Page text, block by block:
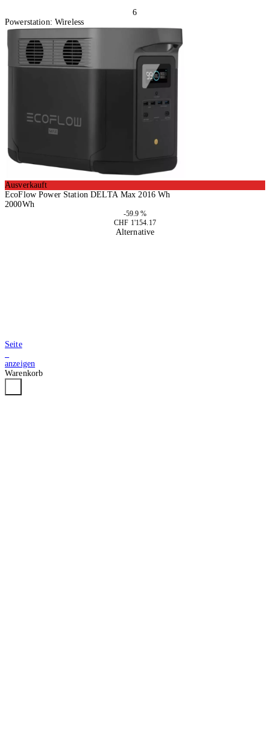
6
Powerstation: Wireless
Ausverkauft
EcoFlow Power Station DELTA Max 2016 Wh
2000Wh
-59.9 %
CHF 1'154.17
Alternative
Seite
anzeigen
Warenkorb